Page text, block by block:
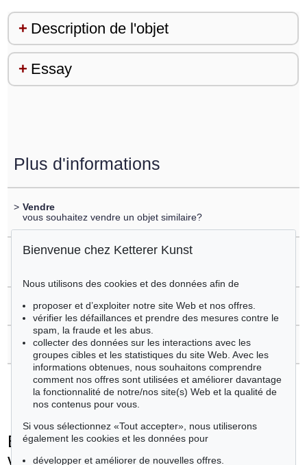
Description de l'objet
Essay
Plus d'informations
> Vendre
vous souhaitez vendre un objet similaire?
Enregistrement sur
Questions sur l´achat
Contacter l'expert
Ernst Ludwig Kirchner - Objets
vendus
Bienvenue chez Ketterer Kunst
Nous utilisons des cookies et des données afin de
proposer et d’exploiter notre site Web et nos offres.
vérifier les défaillances et prendre des mesures contre le
spam, la fraude et les abus.
collecter des données sur les interactions avec les
groupes cibles et les statistiques du site Web. Avec les
informations obtenues, nous souhaitons comprendre
comment nos offres sont utilisées et améliorer davantage
la fonctionnalité de notre/nos site(s) Web et la qualité de
nos contenus pour vous.
Si vous sélectionnez «Tout accepter», nous utiliserons
également les cookies et les données pour
développer et améliorer de nouvelles offres.